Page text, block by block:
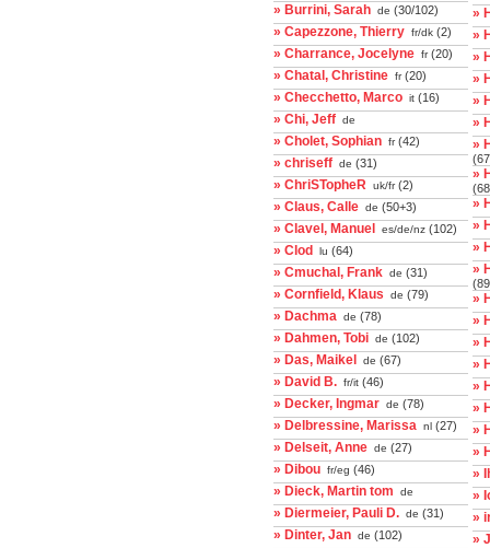
» Burrini, Sarah de (30/102)
» Capezzone, Thierry fr/dk (2)
» Charrance, Jocelyne fr(20)
» Chatal, Christine fr(20)
» Checchetto, Marco it (16)
» Chi, Jeff de
» Cholet, Sophian fr(42)
» chriseff de (31)
» ChriSTopheR uk/fr(2)
» Claus, Calle de (50+3)
» Clavel, Manuel es/de/nz (102)
» Clod lu (64)
» Cmuchal, Frank de (31)
» Cornfield, Klaus de (79)
» Dachma de (78)
» Dahmen, Tobi de (102)
» Das, Maikel de (67)
» David B. fr/it (46)
» Decker, Ingmar de (78)
» Delbressine, Marissa nl (27)
» Delseit, Anne de (27)
» Dibou fr/eg (46)
» Dieck, Martin tom de
» Diermeier, Pauli D. de (31)
» Dinter, Jan de (102)
»
»
»
»
»
»
»
»
»
»
»
»
»
»
»
»
»
»
»
»
»
»
»
»